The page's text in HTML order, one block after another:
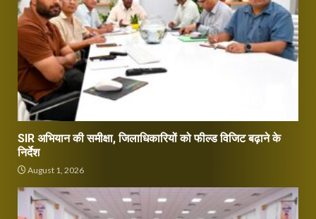
SIR अभियान की समीक्षा, जिलाधिकारियों को फील्ड विजिट बढ़ाने के
निर्देश
August 1, 2026